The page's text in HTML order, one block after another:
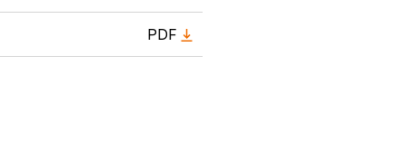
PDF